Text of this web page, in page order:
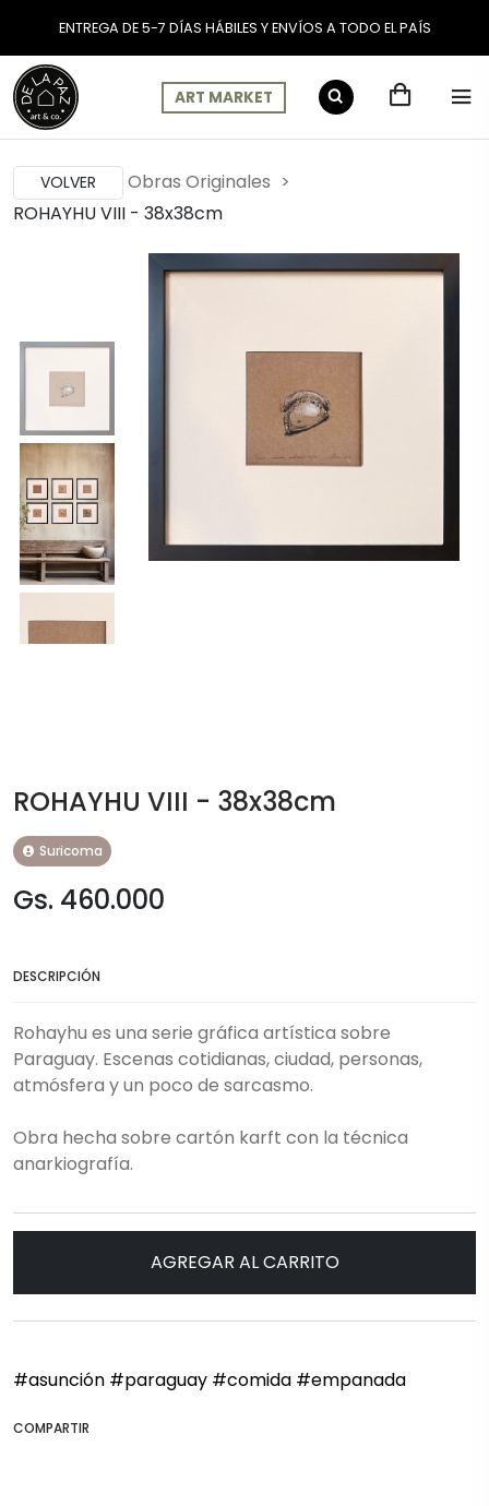
ENTREGA DE 5-7 DÍAS HÁBILES Y ENVÍOS A TODO EL PAÍS
ART MARKET
VOLVER
Obras Originales
ROHAYHU VIII - 38x38cm
ROHAYHU VIII - 38x38cm
Suricoma
Gs. 460.000
DESCRIPCIÓN
Rohayhu es una serie gráfica artística sobre
Paraguay. Escenas cotidianas, ciudad, personas,
atmósfera y un poco de sarcasmo.
Obra hecha sobre cartón karft con la técnica
anarkiografía.
AGREGAR AL CARRITO
#asunción #paraguay #comida #empanada
COMPARTIR